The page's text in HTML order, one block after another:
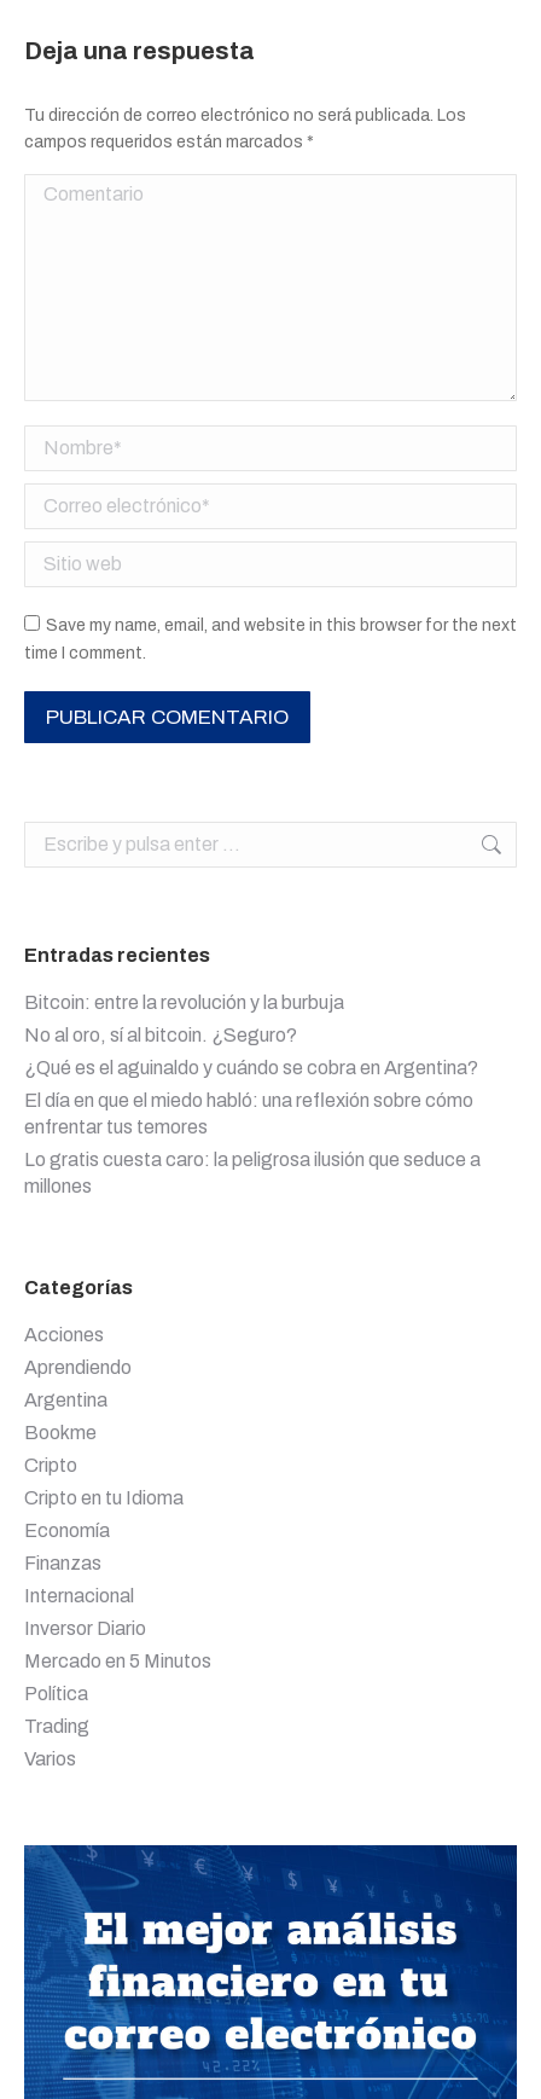
Deja una respuesta
Tu dirección de correo electrónico no será publicada. Los
campos requeridos están marcados *
Comentario
Nombre *
Correo electrónico *
Sitio web
Save my name, email, and website in this browser for the next
time I comment.
PUBLICAR COMENTARIO
Buscar:
Entradas recientes
Bitcoin: entre la revolución y la burbuja
No al oro, sí al bitcoin. ¿Seguro?
¿Qué es el aguinaldo y cuándo se cobra en Argentina?
El día en que el miedo habló: una reflexión sobre cómo
enfrentar tus temores
Lo gratis cuesta caro: la peligrosa ilusión que seduce a
millones
Categorías
Acciones
Aprendiendo
Argentina
Bookme
Cripto
Cripto en tu Idioma
Economía
Finanzas
Internacional
Inversor Diario
Mercado en 5 Minutos
Política
Trading
Varios